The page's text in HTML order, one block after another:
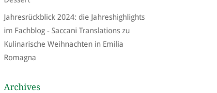
Jahresrückblick 2024: die Jahreshighlights
im Fachblog - Saccani Translationszu
Kulinarische Weihnachten in Emilia
Romagna
Archives